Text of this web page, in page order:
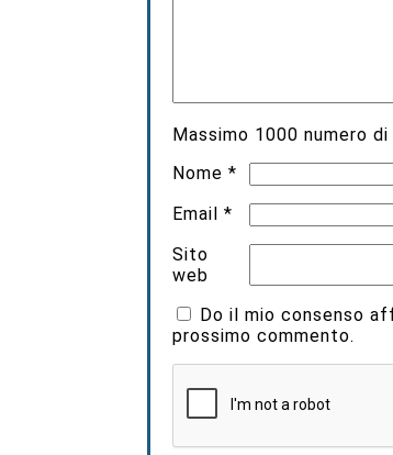
Massimo 1000 numero
Nome*
Email*
Sito
web
Do il mio consenso
prossimo commento.